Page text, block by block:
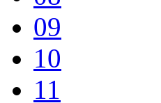
09
10
11